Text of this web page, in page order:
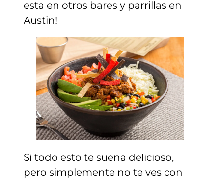
esta en otros bares y parrillas en
Austin!
Si todo esto te suena delicioso,
pero simplemente no te ves con